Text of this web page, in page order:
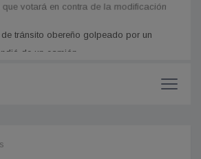
votará en contra de la modificación